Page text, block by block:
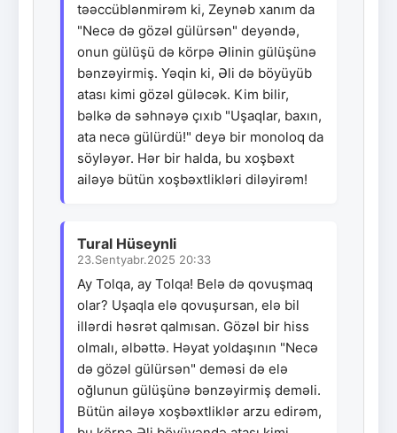
təəccüblənmirəm ki, Zeynəb xanım da
"Necə də gözəl gülürsən" deyəndə,
onun gülüşü də körpə Əlinin gülüşünə
bənzəyirmiş. Yəqin ki, Əli də böyüyüb
atası kimi gözəl güləcək. Kim bilir,
bəlkə də səhnəyə çıxıb "Uşaqlar, baxın,
ata necə gülürdü!" deyə bir monoloq da
söyləyər. Hər bir halda, bu xoşbəxt
ailəyə bütün xoşbəxtlikləri diləyirəm!
Tural Hüseynli
23.Sentyabr.2025 20:33
Ay Tolqa, ay Tolqa! Belə də qovuşmaq
olar? Uşaqla elə qovuşursan, elə bil
illərdi həsrət qalmısan. Gözəl bir hiss
olmalı, əlbəttə. Həyat yoldaşının "Necə
də gözəl gülürsən" deməsi də elə
oğlunun gülüşünə bənzəyirmiş deməli.
Bütün ailəyə xoşbəxtliklər arzu edirəm,